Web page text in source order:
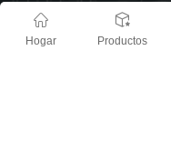
Derechos de autor @
Hogar Productos